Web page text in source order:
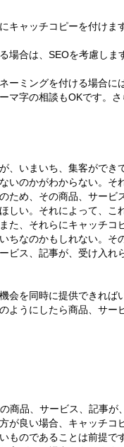
キャッチコピーを付けます
場合は、SEOを考慮しま
ーミングを付ける場合に
マ字の相談もOKです。
、いまいち、集客ができ
いのかがわからない。そ
ため、その商品、サービ
しい。それによって、こ
た、それらにキャッチコ
ちなのかもしれない。そ
ビス、記事が、受け入れ
会を同時に提供できれば
ようにしたら商品、サー
商品、サービス、記事
が良い場合、キャッチコ
ものであることは前提で